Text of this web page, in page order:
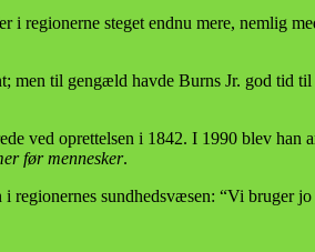
i regionerne steget endnu mere, nemlig
til gengæld havde Burns Jr. god tid til
ved oprettelsen i 1842. I 1990 blev han
før mennesker.
regionernes sundhedsvæsen: “Vi bruger